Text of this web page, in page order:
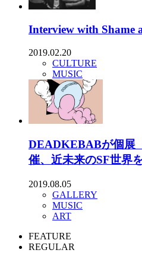
Interview with Shame
2019.02.20
CULTURE
MUSIC
DEADKEBABが個展
催、近未来のSF世界
2019.08.05
GALLERY
MUSIC
ART
FEATURE
REGULAR